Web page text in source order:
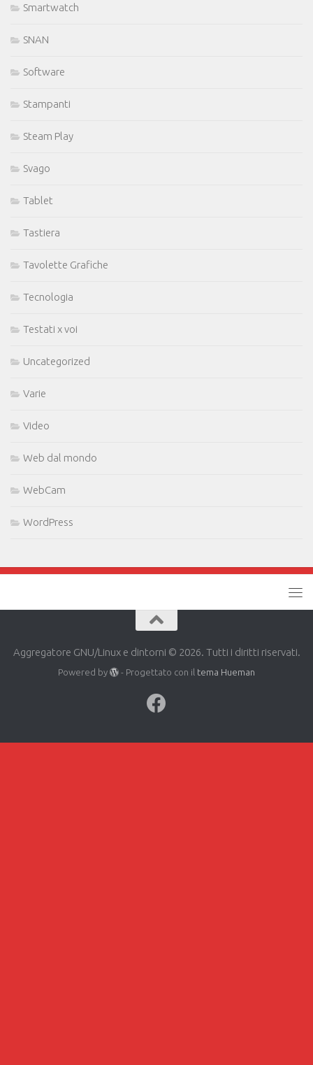
Smartwatch
SNAN
Software
Stampanti
Steam Play
Svago
Tablet
Tastiera
Tavolette Grafiche
Tecnologia
Testati x voi
Uncategorized
Varie
Video
Web dal mondo
WebCam
WordPress
Aggregatore GNU/Linux e dintorni © 2026. Tutti i diritti riservati.
Powered by - Progettato con il tema Hueman